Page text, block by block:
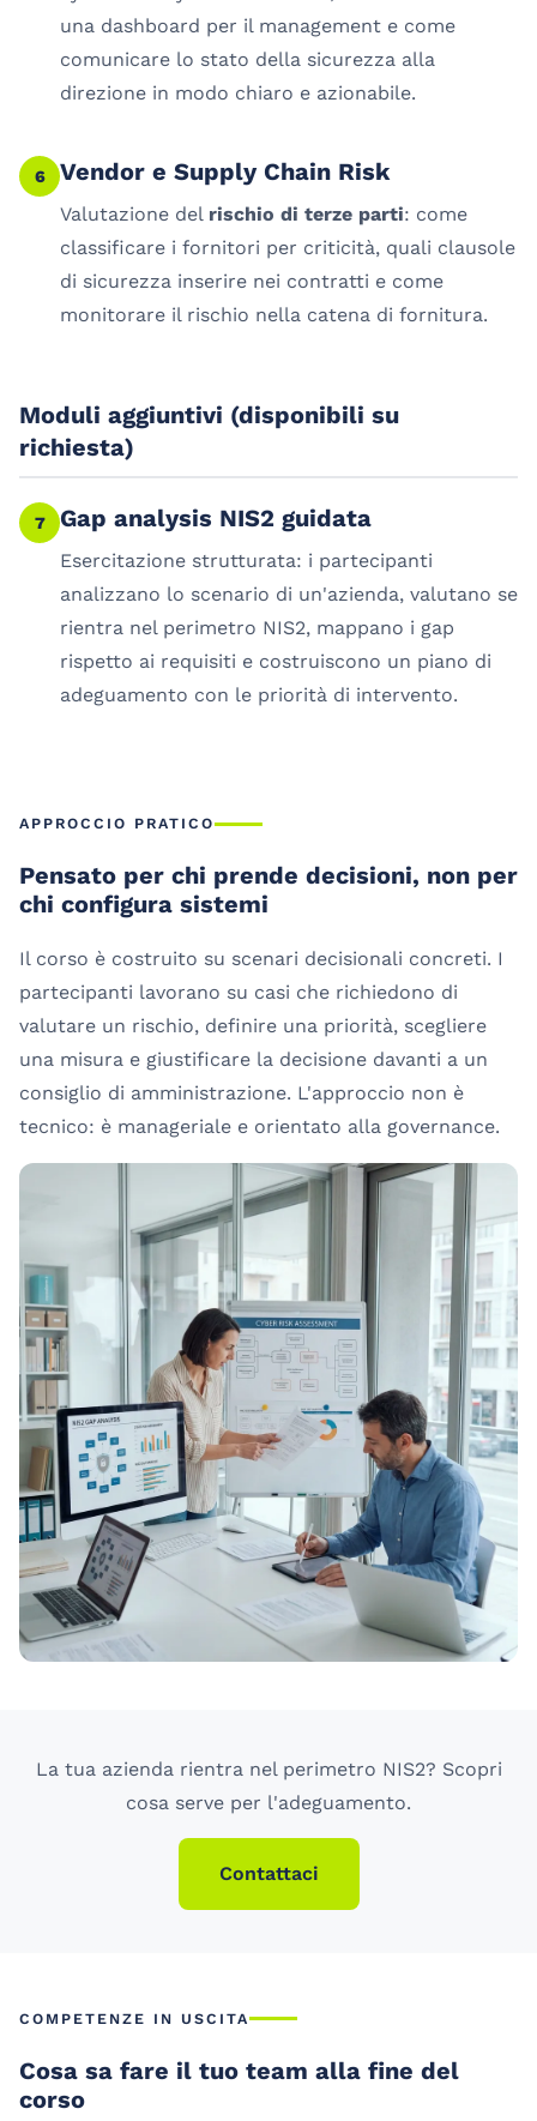
una dashboard per il management e come
comunicare lo stato della sicurezza alla
direzione in modo chiaro e azionabile.
6 Vendor e Supply Chain Risk
Valutazione del rischio di terze parti: come
classificare i fornitori per criticità, quali clausole
di sicurezza inserire nei contratti e come
monitorare il rischio nella catena di fornitura.
Moduli aggiuntivi (disponibili su
richiesta)
7 Gap analysis NIS2 guidata
Esercitazione strutturata: i partecipanti
analizzano lo scenario di un'azienda, valutano se
rientra nel perimetro NIS2, mappano i gap
rispetto ai requisiti e costruiscono un piano di
adeguamento con le priorità di intervento.
APPROCCIO PRATICO
Pensato per chi prende decisioni, non per
chi configura sistemi
Il corso è costruito su scenari decisionali concreti. I
partecipanti lavorano su casi che richiedono di
valutare un rischio, definire una priorità, scegliere
una misura e giustificare la decisione davanti a un
consiglio di amministrazione. L'approccio non è
tecnico: è manageriale e orientato alla governance.
La tua azienda rientra nel perimetro NIS2? Scopri
cosa serve per l'adeguamento.
Contattaci
COMPETENZE IN USCITA
Cosa sa fare il tuo team alla fine del
corso